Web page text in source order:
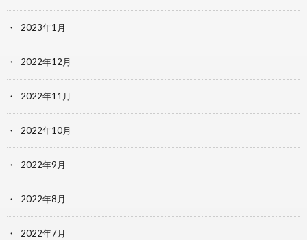
2023年1月
2022年12月
2022年11月
2022年10月
2022年9月
2022年8月
2022年7月